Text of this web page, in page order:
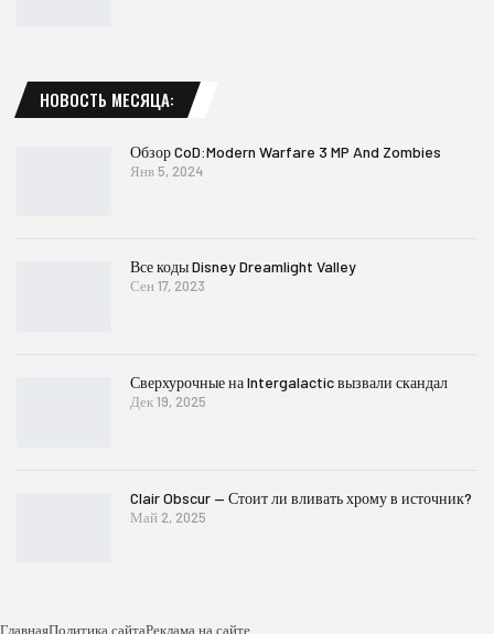
НОВОСТЬ МЕСЯЦА:
Обзор CoD:Modern Warfare 3 MP And Zombies
Янв 5, 2024
Все коды Disney Dreamlight Valley
Сен 17, 2023
Сверхурочные на Intergalactic вызвали скандал
Дек 19, 2025
Clair Obscur — Стоит ли вливать хрому в источник?
Май 2, 2025
ГлавнаяПолитика сайтаРеклама на сайте